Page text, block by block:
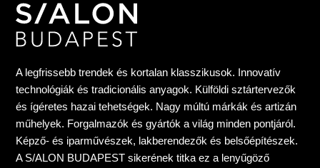
A legfrissebb trendek és kortalan klasszikusok. Innovatív
technológiák és tradicionális anyagok. Külföldi sztártervezők
és ígéretes hazai tehetségek. Nagy múltú márkák és artizán
műhelyek. Forgalmazók és gyártók a világ minden pontjáról.
Képző- és iparművészek, lakberendezők és belsőépítészek.
A S/ALON BUDAPEST sikerének titka ez a lenyűgöző